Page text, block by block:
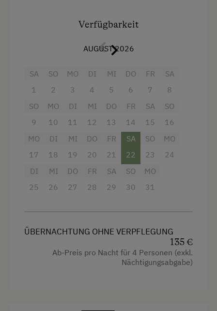
Aussicht auf eine Berglandschaft
Dusche
Handtücher
Safe
Hochgeschwindigkeits-Internetanschluss
Verfügbarkeit
AUGUST 2026
SA
1
SO
2
MO
3
DI
4
MI
5
DO
6
FR
7
SA
8
SO
9
MO
10
DI
11
MI
12
DO
13
FR
14
SA
15
SO
16
MO
17
DI
18
MI
19
DO
20
FR
21
SA
22
SO
23
MO
24
DI
25
MI
26
DO
27
FR
28
SA
29
SO
30
MO
31
ÜBERNACHTUNG OHNE VERPFLEGUNG
135 €
Ab-Preis pro Nacht für 4 Personen (exkl.
Nächtigungsabgabe)